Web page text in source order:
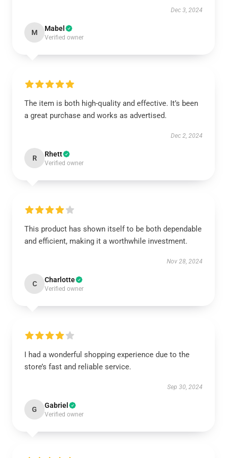
Dec 3, 2024
M Mabel
Verified owner
The item is both high-quality and effective. It’s been
a great purchase and works as advertised.
Dec 2, 2024
R Rhett
Verified owner
This product has shown itself to be both dependable
and efficient, making it a worthwhile investment.
Nov 28, 2024
C Charlotte
Verified owner
I had a wonderful shopping experience due to the
store’s fast and reliable service.
Sep 30, 2024
G Gabriel
Verified owner